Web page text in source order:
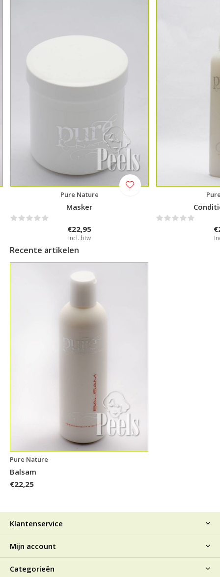
Pure Nature
Masker
€22,95
Incl. btw
Recente artikelen
Pure Nature
Balsam
€22,25
Klantenservice
Mijn account
Categorieën